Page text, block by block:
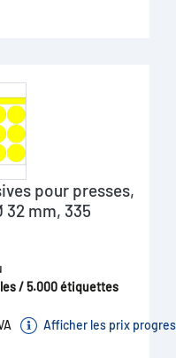
pour presses,
32 mm, 335
/ 5.000 étiquettes
Afficher les prix